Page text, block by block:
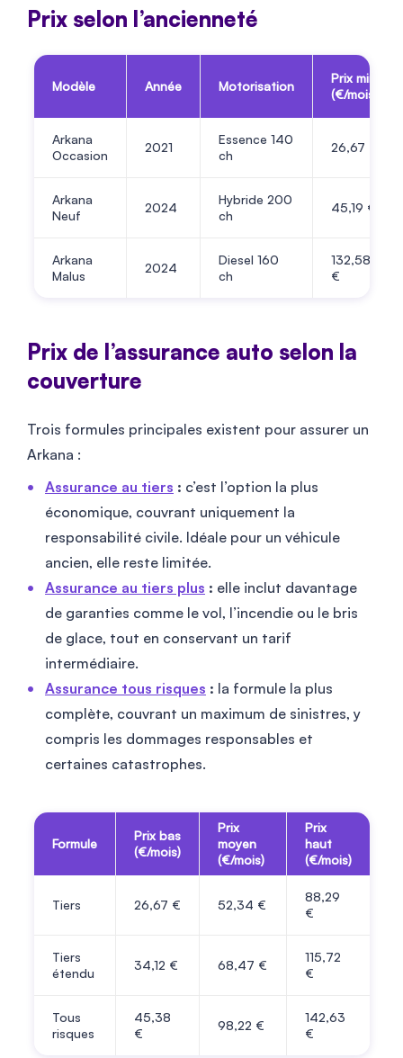
Prix selon l’ancienneté
Modèle Année Motorisation
Prix min
(€/mois)
Arkana
Occasion
2021
Essence 140
ch
26,67 €
Arkana
Neuf
2024
Hybride 200
ch
45,19 €
Arkana
Malus
2024
Diesel 160
ch
132,58
€
Prix de l’assurance auto selon la
couverture
Trois formules principales existent pour assurer un
Arkana :
Assurance au tiers : c’est l’option la plus
économique, couvrant uniquement la
responsabilité civile. Idéale pour un véhicule
ancien, elle reste limitée.
Assurance au tiers plus : elle inclut davantage
de garanties comme le vol, l’incendie ou le bris
de glace, tout en conservant un tarif
intermédiaire.
Assurance tous risques : la formule la plus
complète, couvrant un maximum de sinistres, y
compris les dommages responsables et
certaines catastrophes.
Formule
Prix bas
(€/mois)
Prix
moyen
(€/mois)
Prix
haut
(€/mois)
Tiers 26,67 € 52,34 €
88,29
€
Tiers
étendu
34,12 € 68,47 €
115,72
€
Tous
risques
45,38
€
98,22 €
142,63
€